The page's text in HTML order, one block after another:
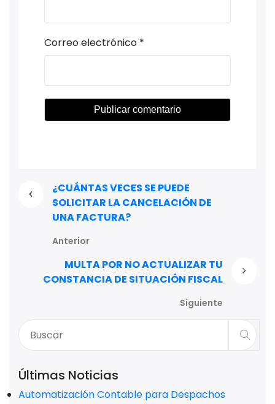
Correo electrónico *
¿CUÁNTAS VECES SE PUEDE
SOLICITAR LA CANCELACIÓN DE
UNA FACTURA?
Anterior
MULTA POR NO ACTUALIZAR TU
CONSTANCIA DE SITUACIÓN FISCAL
Siguiente
Últimas Noticias
Automatización Contable para Despachos